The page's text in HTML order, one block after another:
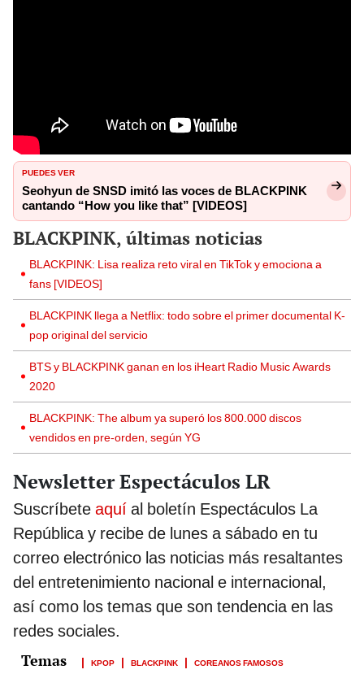
PUEDES VER
Seohyun de SNSD imitó las voces de BLACKPINK
cantando “How you like that” [VIDEOS]
BLACKPINK, últimas noticias
BLACKPINK: Lisa realiza reto viral en TikTok y emociona a
fans [VIDEOS]
BLACKPINK llega a Netflix: todo sobre el primer documental K-
pop original del servicio
BTS y BLACKPINK ganan en los iHeart Radio Music Awards
2020
BLACKPINK: The album ya superó los 800.000 discos
vendidos en pre-orden, según YG
Newsletter Espectáculos LR
Suscríbete aquí al boletín Espectáculos La
República y recibe de lunes a sábado en tu
correo electrónico las noticias más resaltantes
del entretenimiento nacional e internacional,
así como los temas que son tendencia en las
redes sociales.
KPOP BLACKPINK COREANOS FAMOSOS